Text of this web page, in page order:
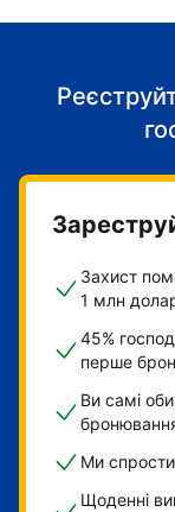
Захист
1 млн
45%
перше
Ви самі
Ми
Щоденні